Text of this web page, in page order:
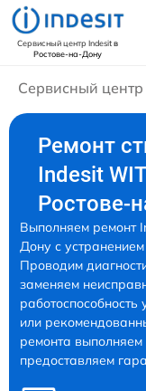
Сервисный центр Indesitв
Ростове-на-Дону
Сервисный
Ремонт
Indesit
Ростове-
Выполняем ремонт
Дону с
Проводим
заменяем
работоспособность
или
ремонта
предоставляем